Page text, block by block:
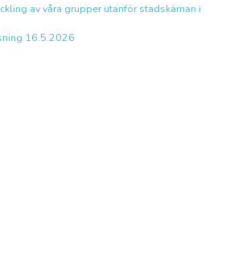
av våra grupper utanför stadskärnan i
16.5.2026